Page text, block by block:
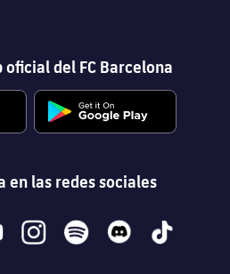
oficial del FC Barcelona
en las redes sociales
instagramspotify discord tiktok